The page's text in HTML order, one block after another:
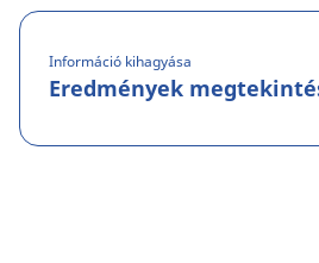
Információ kihagyása
Eredmények